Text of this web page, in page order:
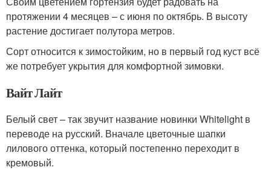
протяжении 4 месяцев – с июня по октябрь. В высоту
растение достигает полутора метров.
Сорт относится к зимостойким, но в первый год куст всё
же потребует укрытия для комфортной зимовки.
Вайт Лайт
Белый свет – так звучит название новинки Whitelight в
переводе на русский. Вначале цветочные шапки
лилового оттенка, который постепенно переходит в
кремовый.